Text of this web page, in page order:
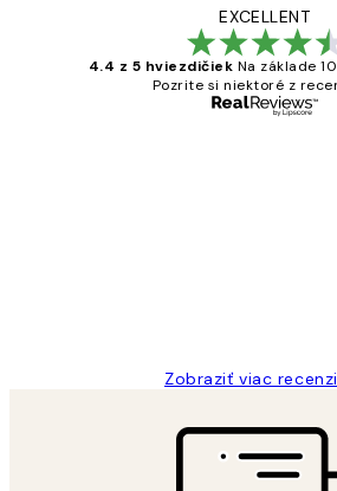
EXCELLENT
4.4 z 5 hviezdičiek Na základe
Pozrite si niektoré z
Zobraziť viac